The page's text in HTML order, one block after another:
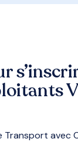
Transport avec